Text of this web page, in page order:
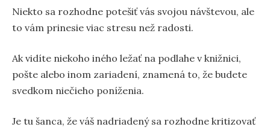
Niekto sa rozhodne potešiť vás svojou návštevou, ale
to vám prinesie viac stresu než radosti.
Ak vidíte niekoho iného ležať na podlahe v knižnici,
pošte alebo inom zariadení, znamená to, že budete
svedkom niečieho poníženia.
Je tu šanca, že váš nadriadený sa rozhodne kritizovať